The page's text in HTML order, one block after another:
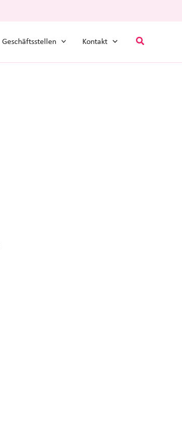
Geschäftsstellen Kontakt Suchen